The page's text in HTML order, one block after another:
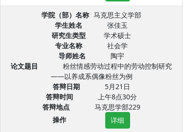
学院（部）名称 马克思主义学部
学生姓名
张佳玉
研究生类型
学术硕士
专业名称
社会学
导师姓名
陶宇
论文题目
粉丝情感劳动过程中的劳动控制研究
——以养成系偶像粉丝为例
答辩日期
5月21日
答辩时间
上午8点30分
答辩地点
马克思学部229
操作
详细